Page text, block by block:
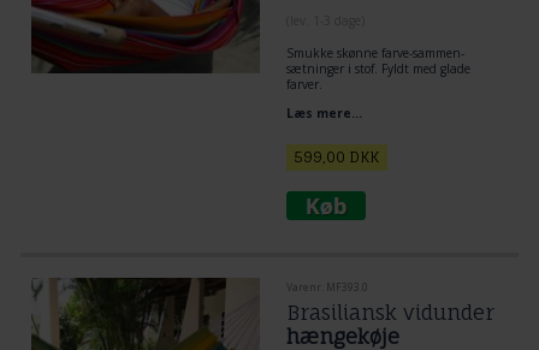
Smukke skønne farve-sammen-
sætninger i stof. Fyldt med glade
farver.
Læs mere...
599,00 DKK
Varenr. MF393.0
Brasiliansk vidunder
hængekøje